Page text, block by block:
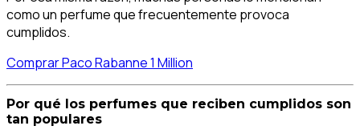
como un perfume que frecuentemente provoca
cumplidos.
Comprar Paco Rabanne 1 Million
Por qué los perfumes que reciben cumplidos son
tan populares